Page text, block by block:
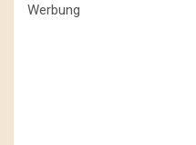
Werbung